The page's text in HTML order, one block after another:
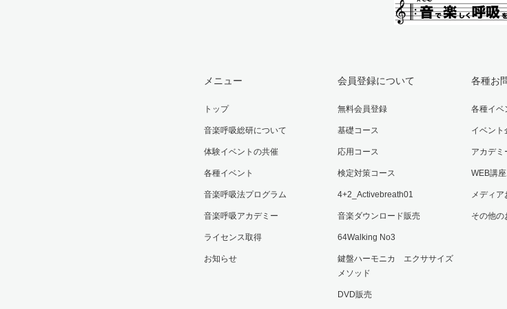
メニュー
トップ
音楽呼吸総研について
体験イベントの共催
各種イベント
音楽呼吸法プログラム
音楽呼吸アカデミー
ライセンス取得
お知らせ
会員登録について
無料会員登録
基礎コース
応用コース
検定対策コース
4+2_Activebreath01
音楽ダウンロード販売
64Walking No3
鍵盤ハーモニカ エクササイズ
メソッド
DVD販売
各種お
各種イベ
イベント
アカデミ
WEB講
メディ
その他の